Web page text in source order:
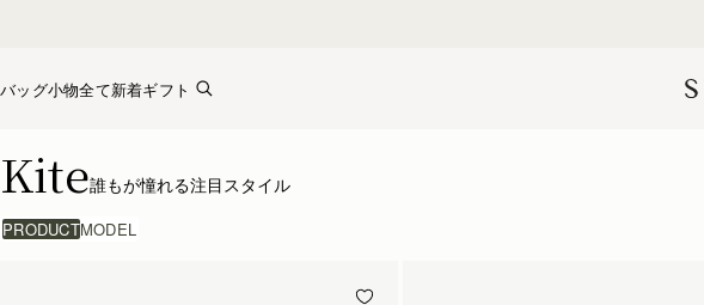
バッグ小物全て新着ギフト
Kite誰もが憧れる注目スタイル
PRODUCTMODEL